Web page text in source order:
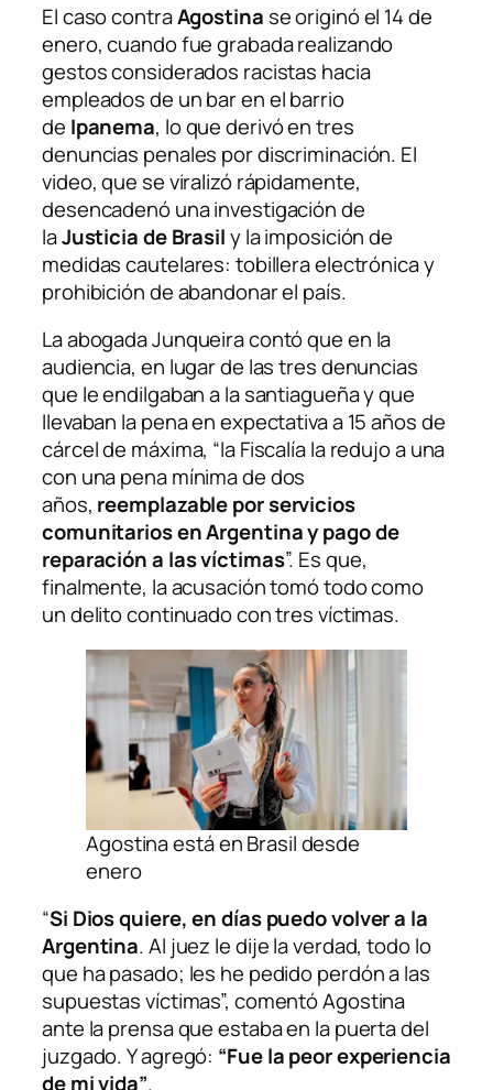
El caso contraAgostina se originó el 14 de
enero, cuando fue grabada realizando
gestos considerados racistas hacia
empleados de un bar en el barrio
de Ipanema, lo que derivó en tres
denuncias penales por discriminación. El
video, que se viralizó rápidamente,
desencadenó una investigación de
laJusticia de Brasily la imposición de
medidas cautelares: tobillera electrónica y
prohibición de abandonar el país.
La abogada Junqueira contó que en la
audiencia, en lugar de las tres denuncias
que le endilgaban a la santiagueña y que
llevaban la pena en expectativa a 15 años de
cárcel de máxima, “la Fiscalía la redujo a una
con una pena mínima de dos
años, reemplazable por servicios
comunitarios en Argentina y pago de
reparación a las víctimas”. Es que,
finalmente, la acusación tomó todo como
un delito continuado con tres víctimas.
Agostina está en Brasil desde
enero
“Si Dios quiere, en días puedo volver a la
Argentina. Al juez le dije la verdad, todo lo
que ha pasado; les he pedido perdón a las
supuestas víctimas”, comentó Agostina
ante la prensa que estaba en la puerta del
juzgado. Y agregó: “Fue la peor experiencia
de mi vida”.